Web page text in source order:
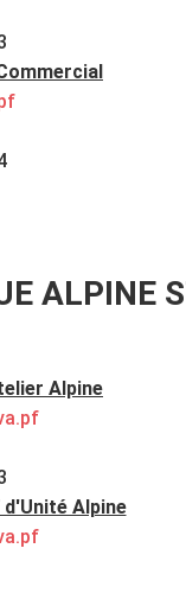
ALPINE
Alpine
Alpine